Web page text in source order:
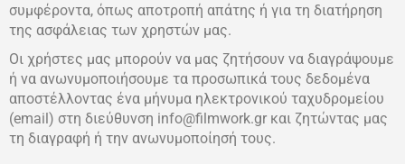
συμφέροντα, όπως αποτροπή απάτης ή για τη διατήρηση
της ασφάλειας των χρηστών μας.
Οι χρήστες μας μπορούν να μας ζητήσουν να διαγράψουμε
ή να ανωνυμοποιήσουμε τα προσωπικά τους δεδομένα
αποστέλλοντας ένα μήνυμα ηλεκτρονικού ταχυδρομείου
(email) στη διεύθυνση info@filmwork.gr και ζητώντας μας
τη διαγραφή ή την ανωνυμοποίησή τους.